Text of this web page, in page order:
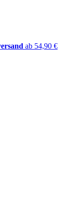
ab 54,90 €